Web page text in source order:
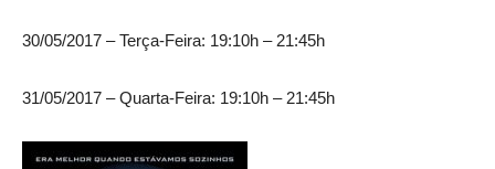
30/05/2017 – Terça-Feira: 19:10h – 21:45h
31/05/2017 – Quarta-Feira: 19:10h – 21:45h